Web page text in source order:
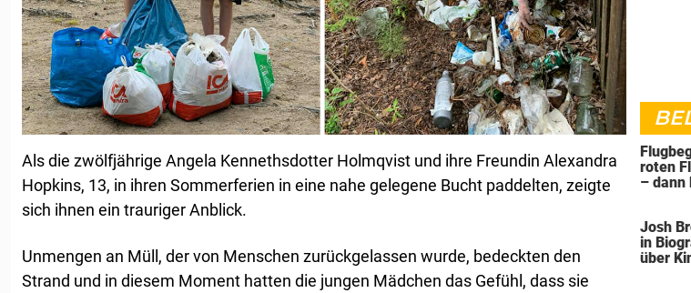
Als die zwölfjährige Angela Kennethsdotter Holmqvist und ihre Freundin Alexandra
Hopkins, 13, in ihren Sommerferien in eine nahe gelegene Bucht paddelten, zeigte
sich ihnen ein trauriger Anblick.
Unmengen an Müll, der von Menschen zurückgelassen wurde, bedeckten den
Strand und in diesem Moment hatten die jungen Mädchen das Gefühl, dass sie
roten
– dann
Josh
in
über